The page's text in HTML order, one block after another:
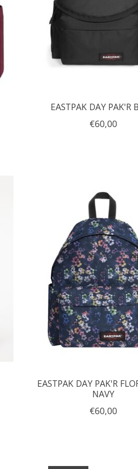
EASTPAK DAY PAK'R
€60,00
EASTPAK DAY PAK'R
NAVY
€60,00